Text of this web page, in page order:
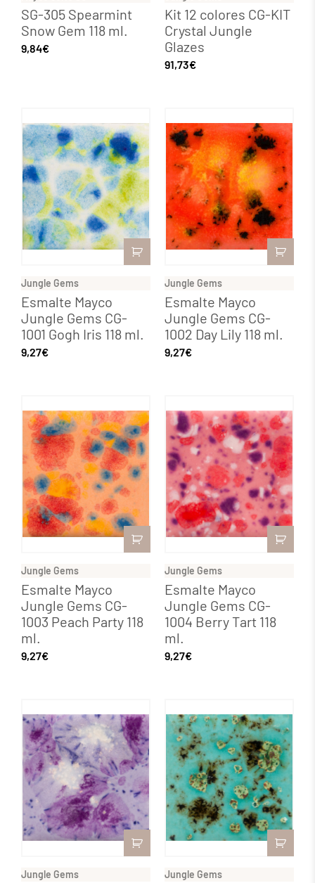
SG-305 Spearmint
Snow Gem 118 ml.
9,84€
Kit 12 colores CG-KIT
Crystal Jungle
Glazes
91,73€
Jungle Gems
Esmalte Mayco
Jungle Gems CG-
1001 Gogh Iris 118 ml.
9,27€
Jungle Gems
Esmalte Mayco
Jungle Gems CG-
1002 Day Lily 118 ml.
9,27€
Jungle Gems
Esmalte Mayco
Jungle Gems CG-
1003 Peach Party 118
ml.
9,27€
Jungle Gems
Esmalte Mayco
Jungle Gems CG-
1004 Berry Tart 118
ml.
9,27€
Jungle Gems Jungle Gems